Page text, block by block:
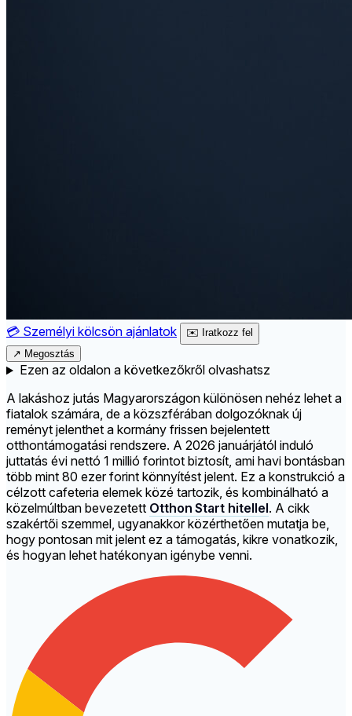
💳 Személyi kölcsön ajánlatok ✉️ Iratkozz fel
↗ Megosztás
Ezen az oldalon a következőkről olvashatsz
A lakáshoz jutás Magyarországon különösen nehéz lehet a
fiatalok számára, de a közszférában dolgozóknak új
reményt jelenthet a kormány frissen bejelentett
otthontámogatási rendszere. A 2026 januárjától induló
juttatás évi nettó 1 millió forintot biztosít, ami havi bontásban
több mint 80 ezer forint könnyítést jelent. Ez a konstrukció a
célzott cafeteria elemek közé tartozik, és kombinálható a
közelmúltban bevezetett Otthon Start hitellel. A cikk
szakértői szemmel, ugyanakkor közérthetően mutatja be,
hogy pontosan mit jelent ez a támogatás, kikre vonatkozik,
és hogyan lehet hatékonyan igénybe venni.